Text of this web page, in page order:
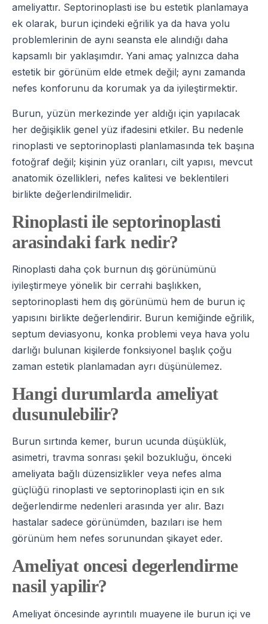
ameliyattır. Septorinoplasti ise bu estetik planlamaya
ek olarak, burun içindeki eğrilik ya da hava yolu
problemlerinin de aynı seansta ele alındığı daha
kapsamlı bir yaklaşımdır. Yani amaç yalnızca daha
estetik bir görünüm elde etmek değil; aynı zamanda
nefes konforunu da korumak ya da iyileştirmektir.
Burun, yüzün merkezinde yer aldığı için yapılacak
her değişiklik genel yüz ifadesini etkiler. Bu nedenle
rinoplasti ve septorinoplasti planlamasında tek başına
fotoğraf değil; kişinin yüz oranları, cilt yapısı, mevcut
anatomik özellikleri, nefes kalitesi ve beklentileri
birlikte değerlendirilmelidir.
Rinoplasti ile septorinoplasti
arasindaki fark nedir?
Rinoplasti daha çok burnun dış görünümünü
iyileştirmeye yönelik bir cerrahi başlıkken,
septorinoplasti hem dış görünümü hem de burun iç
yapısını birlikte değerlendirir. Burun kemiğinde eğrilik,
septum deviasyonu, konka problemi veya hava yolu
darlığı bulunan kişilerde fonksiyonel başlık çoğu
zaman estetik planlamadan ayrı düşünülemez.
Hangi durumlarda ameliyat
dusunulebilir?
Burun sırtında kemer, burun ucunda düşüklük,
asimetri, travma sonrası şekil bozukluğu, önceki
ameliyata bağlı düzensizlikler veya nefes alma
güçlüğü rinoplasti ve septorinoplasti için en sık
değerlendirme nedenleri arasında yer alır. Bazı
hastalar sadece görünümden, bazıları ise hem
görünüm hem nefes sorunundan şikayet eder.
Ameliyat oncesi degerlendirme
nasil yapilir?
Ameliyat öncesinde ayrıntılı muayene ile burun içi ve